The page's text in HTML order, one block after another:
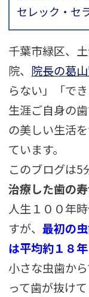
セレック・セ
千葉市緑区、
院、 院長の葛
らない」「で
生涯ご自身の
の美しい生活
ています。
このブログは5
治療した歯の
人生１００年
すが、最初の
は平均約１８
小さな虫歯か
って歯が抜け